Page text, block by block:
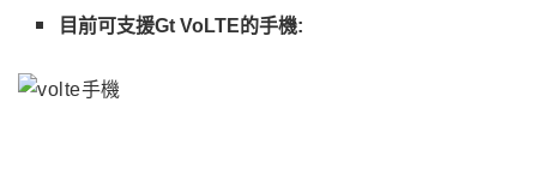
目前可支援Gt VoLTE的手機: